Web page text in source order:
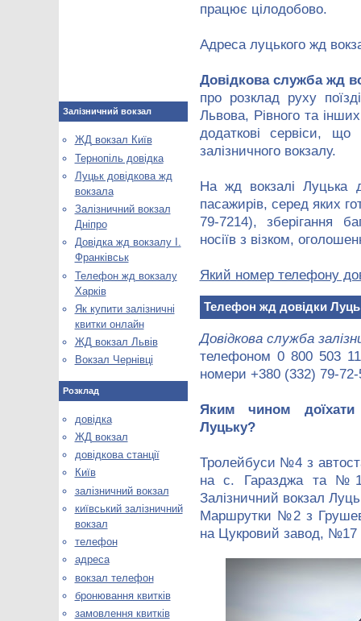
працює цілодобово.
Адреса луцького жд
Довідкова служба жд
про розклад руху
Львова, Рівного та
додаткові сервіси, що
залізничного вокзалу.
На жд вокзалі Луцька
пасажирів, серед яких
79-7214), зберігання
носіїв з візком,
Який номер телефону
Телефон жд довідки
Довідкова служба
телефоном 0 800 503
номери +380 (332) 79-
Яким чином
Луцьку?
Тролейбуси №4 з
на с. Гаразджа та
Залізничний вокзал
Маршрутки №2 з
на Цукровий завод, №17
Залізничний вокзал
ЖД вокзал Київ
Тернопіль довідка
Луцьк довідкова жд
вокзала
Залізничний вокзал
Дніпро
Довідка жд вокзалу І.
Франківськ
Телефон жд вокзалу
Харків
Як купити залізничні
квитки онлайн
ЖД вокзал Львів
Вокзал Чернівці
Розклад
довідка
ЖД вокзал
довідкова станції
Київ
залізничний вокзал
київський залізничний
вокзал
телефон
адреса
вокзал телефон
бронювання квитків
замовлення квитків